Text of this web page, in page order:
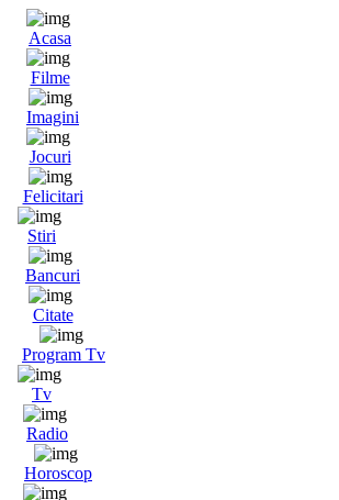
Acasa
Filme
Imagini
Jocuri
Felicitari
Stiri
Bancuri
Citate
Program Tv
Tv
Radio
Horoscop